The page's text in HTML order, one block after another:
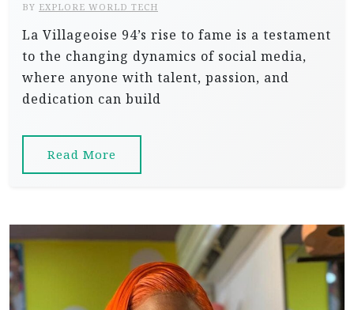
BY EXPLORE WORLD TECH
La Villageoise 94’s rise to fame is a testament
to the changing dynamics of social media,
where anyone with talent, passion, and
dedication can build
Read More